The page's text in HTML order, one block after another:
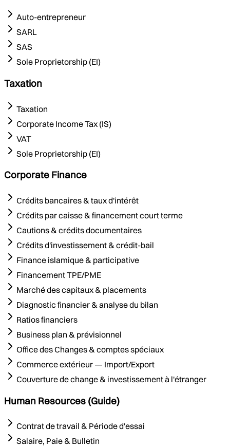
Auto-entrepreneur
SARL
SAS
Sole Proprietorship (EI)
Taxation
Taxation
Corporate Income Tax (IS)
VAT
Sole Proprietorship (EI)
Corporate Finance
Crédits bancaires & taux d'intérêt
Crédits par caisse & financement court terme
Cautions & crédits documentaires
Crédits d'investissement & crédit-bail
Finance islamique & participative
Financement TPE/PME
Marché des capitaux & placements
Diagnostic financier & analyse du bilan
Ratios financiers
Business plan & prévisionnel
Office des Changes & comptes spéciaux
Commerce extérieur — Import/Export
Couverture de change & investissement à l'étranger
Human Resources (Guide)
Contrat de travail & Période d'essai
Salaire, Paie & Bulletin